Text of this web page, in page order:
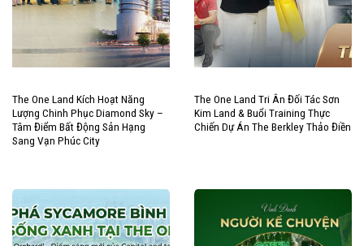
The One Land Kích Hoạt Năng
Lượng Chinh Phục Diamond Sky –
Tâm Điểm Bất Động Sản Hạng
Sang Vạn Phúc City
The One Land Tri Ân Đối Tác Sơn
Kim Land & Buổi Training Thực
Chiến Dự Án The Berkley Thảo Điền